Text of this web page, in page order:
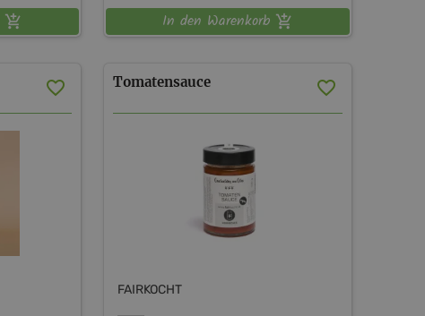
In den Warenkorb
Tomatensauce
FAIRKOCHT